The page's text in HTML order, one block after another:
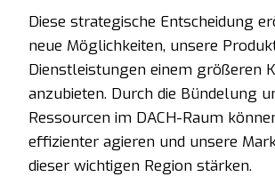
Diese strategische Entscheidung
neue Möglichkeiten, unsere
Dienstleistungen einem größeren
anzubieten. Durch die Bündelung
Ressourcen im DACH-Raum
effizienter agieren und unsere
dieser wichtigen Region stärken.